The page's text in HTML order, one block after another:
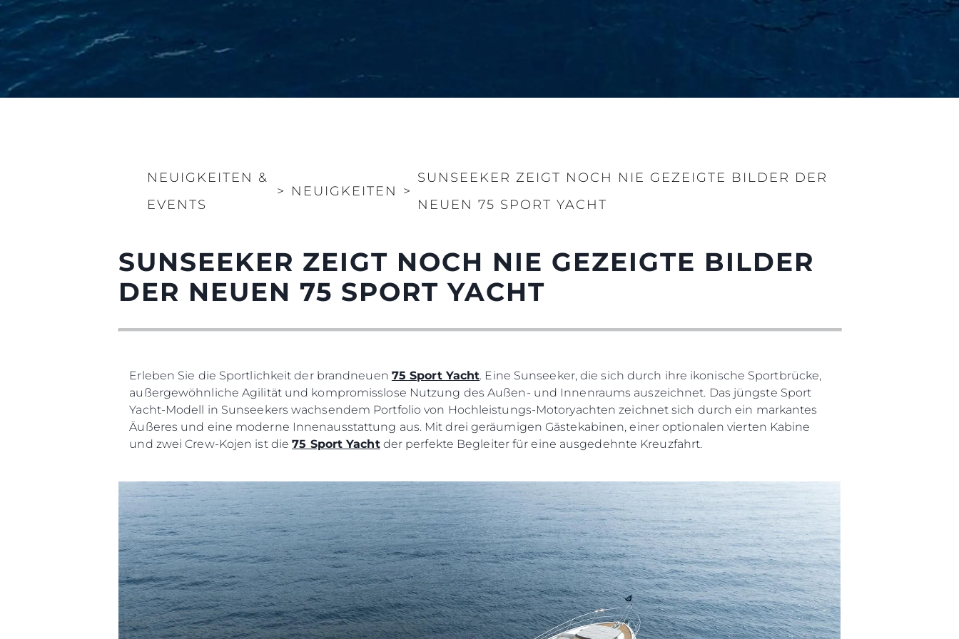
NEUIGKEITEN &
EVENTS
> NEUIGKEITEN >
SUNSEEKER ZEIGT NOCH NIE GEZEIGTE BILDER DER
NEUEN 75 SPORT YACHT
SUNSEEKER ZEIGT NOCH NIE GEZEIGTE BILDER
DER NEUEN 75 SPORT YACHT
Erleben Sie die Sportlichkeit der brandneuen 75 Sport Yacht. Eine Sunseeker, die sich durch ihre ikonische Sportbrücke,
außergewöhnliche Agilität und kompromisslose Nutzung des Außen- und Innenraums auszeichnet. Das jüngste Sport
Yacht-Modell in Sunseekers wachsendem Portfolio von Hochleistungs-Motoryachten zeichnet sich durch ein markantes
Äußeres und eine moderne Innenausstattung aus. Mit drei geräumigen Gästekabinen, einer optionalen vierten Kabine
und zwei Crew-Kojen ist die75 Sport Yachtder perfekte Begleiter für eine ausgedehnte Kreuzfahrt.
Information
Standort Karte
Rechtliches
DATENSCHUTZRICHTLINIE
Die Firma
Brokerage